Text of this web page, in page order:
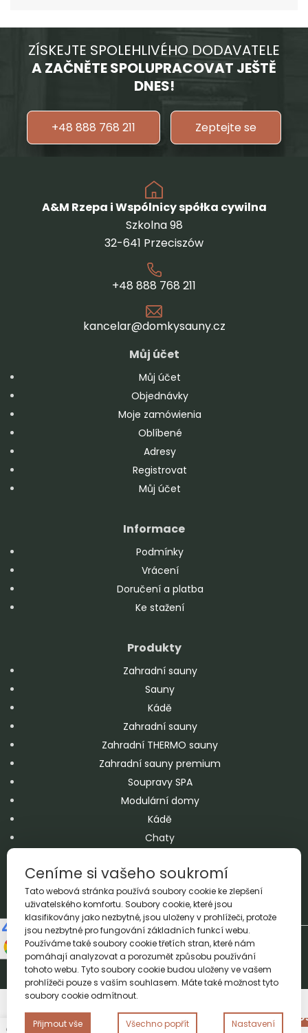
ZÍSKEJTE SPOLEHLIVÉHO DODAVATELE
A ZAČNĚTE SPOLUPRACOVAT JEŠTĚ
DNES!
+48 888 768 211 Zeptejte se
A&M Rzepa i Wspólnicy spółka cywilna
Szkolna 98
32-641 Przeciszów
+48 888 768 211
kancelar@domkysauny.cz
Můj účet
Můj účet
Objednávky
Moje zamówienia
Oblíbené
Adresy
Registrovat
Můj účet
Informace
Podmínky
Vrácení
Doručení a platba
Ke stažení
Produkty
Zahradní sauny
Sauny
Kádě
Zahradní sauny
Zahradní THERMO sauny
Zahradní sauny premium
Soupravy SPA
Modulární domy
Kádě
Chaty
Bazény
Doplňky
Copyright A&M 2026 © All Rights Reserved
RealizacjaProadax.pl
Saunový
PŘIDAT DO
0
Ceníme si vašeho soukromí
Tato webová stránka používá soubory cookie ke zlepšení
uživatelského komfortu. Soubory cookie, které jsou
klasifikovány jako nezbytné, jsou uloženy v prohlížeči, protože
jsou nezbytné pro fungování základních funkcí webu.
Používáme také soubory cookie třetích stran, které nám
pomáhají analyzovat a porozumět způsobu používání
tohoto webu. Tyto soubory cookie budou uloženy ve vašem
prohlížeči pouze s vaším souhlasem. Máte také možnost tyto
soubory cookie odmítnout.
Přijmout vše Všechno popřít Nastavení